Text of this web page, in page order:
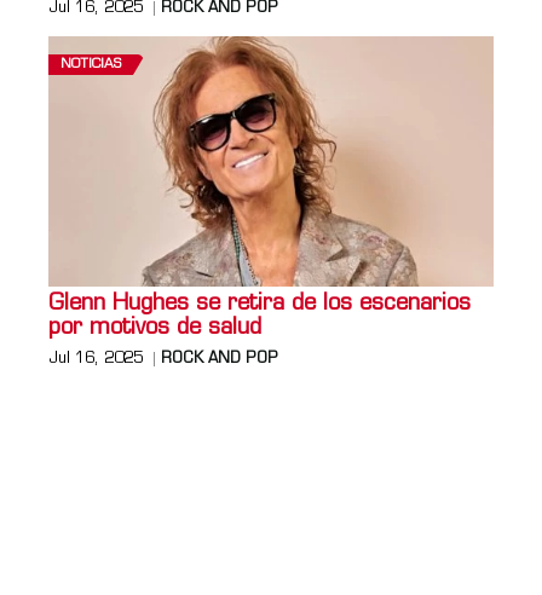
Jul 16, 2025 ROCK AND POP
NOTICIAS
Glenn Hughes se retira de los escenarios
por motivos de salud
Jul 16, 2025 ROCK AND POP